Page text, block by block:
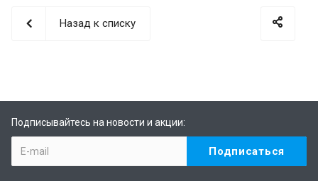
Назад к списку
Подписывайтесь на новости и акции: